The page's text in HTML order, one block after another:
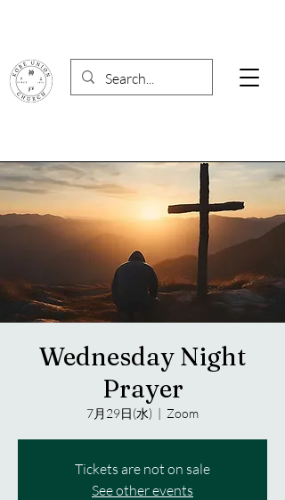
Wednesday Night
Prayer
7月29日(水)
  |
Zoom
Tickets are not on sale
See other events